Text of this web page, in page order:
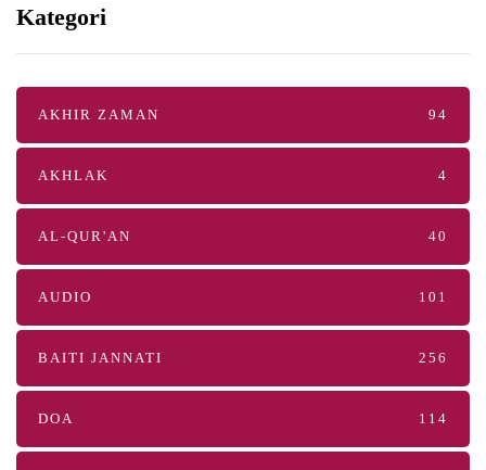
Kategori
AKHIR ZAMAN 94
AKHLAK 4
AL-QUR'AN 40
AUDIO 101
BAITI JANNATI 256
DOA 114